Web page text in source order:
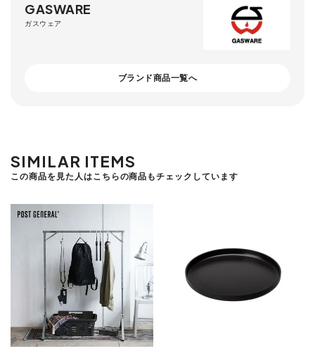
GASWARE
ガスウェア
ブランド商品一覧へ
SIMILAR ITEMS
この商品を見た人はこちらの商品もチェックしています